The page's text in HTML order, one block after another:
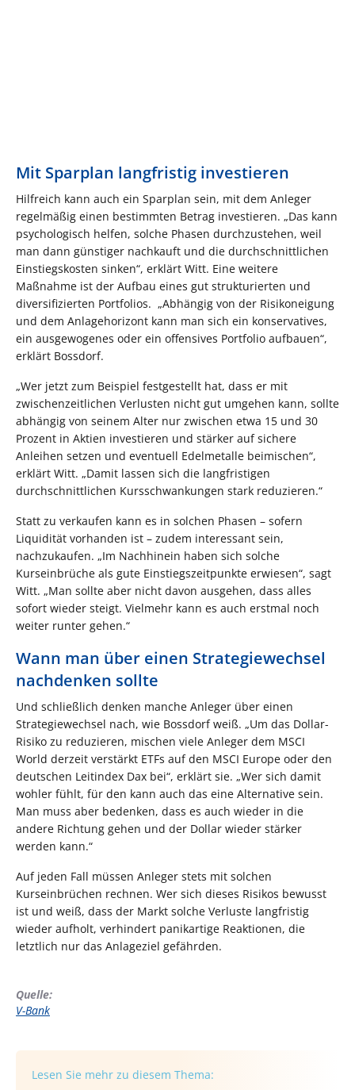
Mit Sparplan langfristig investieren
Hilfreich kann auch ein Sparplan sein, mit dem Anleger
regelmäßig einen bestimmten Betrag investieren. „Das kann
psychologisch helfen, solche Phasen durchzustehen, weil
man dann günstiger nachkauft und die durchschnittlichen
Einstiegskosten sinken“, erklärt Witt. Eine weitere
Maßnahme ist der Aufbau eines gut strukturierten und
diversifizierten Portfolios. „Abhängig von der Risikoneigung
und dem Anlagehorizont kann man sich ein konservatives,
ein ausgewogenes oder ein offensives Portfolio aufbauen“,
erklärt Bossdorf.
„Wer jetzt zum Beispiel festgestellt hat, dass er mit
zwischenzeitlichen Verlusten nicht gut umgehen kann, sollte
abhängig von seinem Alter nur zwischen etwa 15 und 30
Prozent in Aktien investieren und stärker auf sichere
Anleihen setzen und eventuell Edelmetalle beimischen“,
erklärt Witt. „Damit lassen sich die langfristigen
durchschnittlichen Kursschwankungen stark reduzieren.“
Statt zu verkaufen kann es in solchen Phasen – sofern
Liquidität vorhanden ist – zudem interessant sein,
nachzukaufen. „Im Nachhinein haben sich solche
Kurseinbrüche als gute Einstiegszeitpunkte erwiesen“, sagt
Witt. „Man sollte aber nicht davon ausgehen, dass alles
sofort wieder steigt. Vielmehr kann es auch erstmal noch
weiter runter gehen.“
Wann man über einen Strategiewechsel
nachdenken sollte
Und schließlich denken manche Anleger über einen
Strategiewechsel nach, wie Bossdorf weiß. „Um das Dollar-
Risiko zu reduzieren, mischen viele Anleger dem MSCI
World derzeit verstärkt ETFs auf den MSCI Europe oder den
deutschen Leitindex Dax bei“, erklärt sie. „Wer sich damit
wohler fühlt, für den kann auch das eine Alternative sein.
Man muss aber bedenken, dass es auch wieder in die
andere Richtung gehen und der Dollar wieder stärker
werden kann.“
Auf jeden Fall müssen Anleger stets mit solchen
Kurseinbrüchen rechnen. Wer sich dieses Risikos bewusst
ist und weiß, dass der Markt solche Verluste langfristig
wieder aufholt, verhindert panikartige Reaktionen, die
letztlich nur das Anlageziel gefährden.
Quelle:
V-Bank
Lesen Sie mehr zu diesem Thema: